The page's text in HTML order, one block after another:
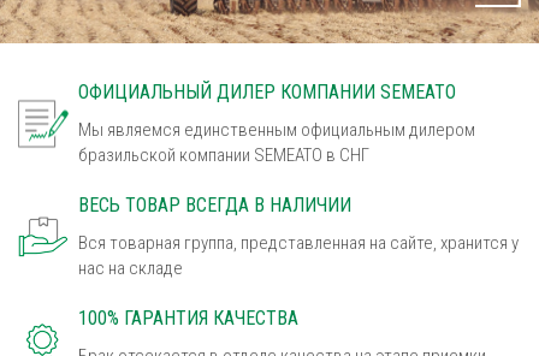
ОФИЦИАЛЬНЫЙ ДИЛЕР КОМПАНИИ SEMEATO
Мы являемся единственным официальным дилером
бразильской компании SEMEATO в СНГ
ВЕСЬ ТОВАР ВСЕГДА В НАЛИЧИИ
Вся товарная группа, представленная на сайте, хранится у
нас на складе
100% ГАРАНТИЯ КАЧЕСТВА